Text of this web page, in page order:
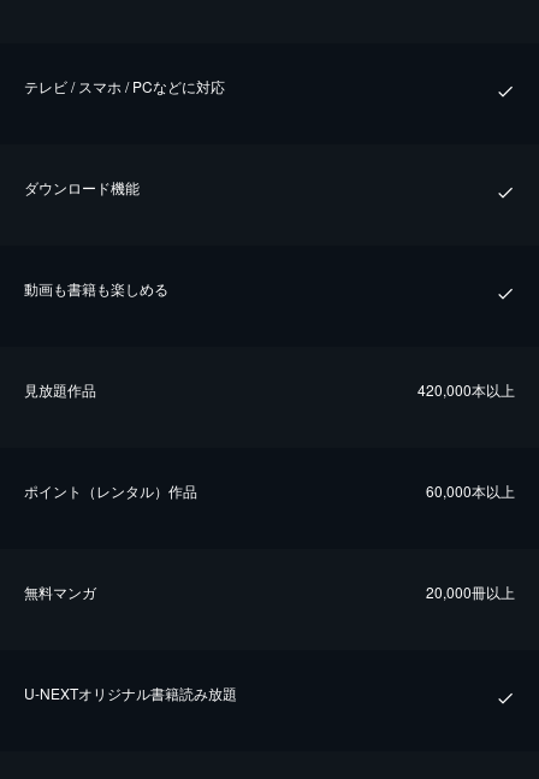
テレビ / スマホ / PCなどに対応
ダウンロード機能
動画も書籍も楽しめる
⾒放題作品 420,000本以上
ポイント（レンタル）作品 60,000本以上
無料マンガ 20,000冊以上
U-NEXTオリジナル書籍読み放題